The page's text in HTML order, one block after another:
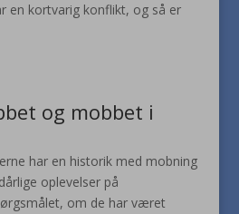
en kortvarig konflikt, og så er
og mobbet i
har en historik med mobning
oplevelser på
om de har været